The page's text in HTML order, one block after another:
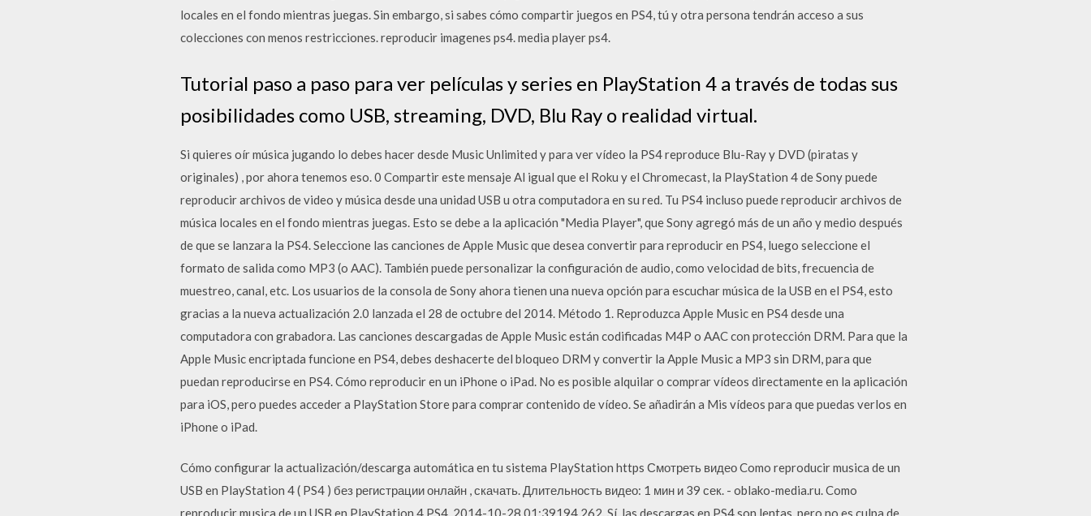
locales en el fondo mientras juegas. Sin embargo, si sabes cómo compartir juegos en PS4, tú y otra persona tendrán acceso a sus
colecciones con menos restricciones. reproducir imagenes ps4. media player ps4.
Tutorial paso a paso para ver películas y series en PlayStation 4 a través de todas sus
posibilidades como USB, streaming, DVD, Blu Ray o realidad virtual.
Si quieres oír música jugando lo debes hacer desde Music Unlimited y para ver vídeo la PS4 reproduce Blu-Ray y DVD (piratas y
originales) , por ahora tenemos eso. 0 Compartir este mensaje Al igual que el Roku y el Chromecast, la PlayStation 4 de Sony puede
reproducir archivos de video y música desde una unidad USB u otra computadora en su red. Tu PS4 incluso puede reproducir archivos de
música locales en el fondo mientras juegas. Esto se debe a la aplicación "Media Player", que Sony agregó más de un año y medio después
de que se lanzara la PS4. Seleccione las canciones de Apple Music que desea convertir para reproducir en PS4, luego seleccione el
formato de salida como MP3 (o AAC). También puede personalizar la configuración de audio, como velocidad de bits, frecuencia de
muestreo, canal, etc. Los usuarios de la consola de Sony ahora tienen una nueva opción para escuchar música de la USB en el PS4, esto
gracias a la nueva actualización 2.0 lanzada el 28 de octubre del 2014. Método 1. Reproduzca Apple Music en PS4 desde una
computadora con grabadora. Las canciones descargadas de Apple Music están codificadas M4P o AAC con protección DRM. Para que la
Apple Music encriptada funcione en PS4, debes deshacerte del bloqueo DRM y convertir la Apple Music a MP3 sin DRM, para que
puedan reproducirse en PS4. Cómo reproducir en un iPhone o iPad. No es posible alquilar o comprar vídeos directamente en la aplicación
para iOS, pero puedes acceder a PlayStation Store para comprar contenido de vídeo. Se añadirán a Mis vídeos para que puedas verlos en
iPhone o iPad.
Cómo configurar la actualización/descarga automática en tu sistema PlayStation https Смотреть видео Como reproducir musica de un
USB en PlayStation 4 ( PS4 ) без регистрации онлайн , скачать. Длительность видео: 1 мин и 39 сек. - oblako-media.ru. Como
reproducir musica de un USB en PlayStation 4 PS4. 2014-10-28 01:39194,262. Sí, las descargas en PS4 son lentas, pero no es culpa de